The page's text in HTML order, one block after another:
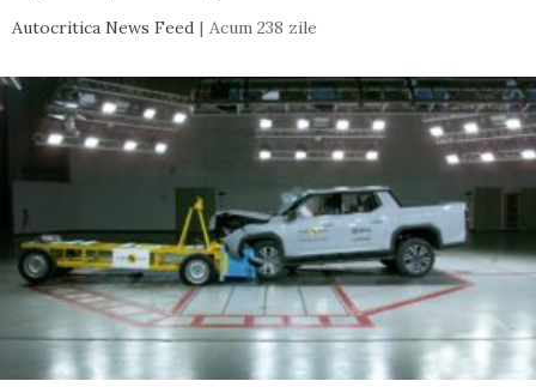
Autocritica News Feed Acum 238 zile